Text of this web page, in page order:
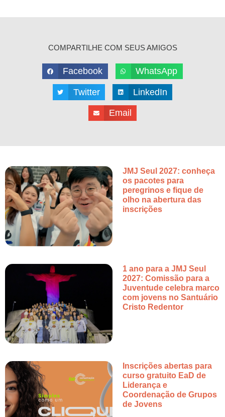
COMPARTILHE COM SEUS AMIGOS
Facebook WhatsApp
Twitter LinkedIn
Email
JMJ Seul 2027: conheça
os pacotes para
peregrinos e fique de
olho na abertura das
inscrições
1 ano para a JMJ Seul
2027: Comissão para a
Juventude celebra marco
com jovens no Santuário
Cristo Redentor
Inscrições abertas para
curso gratuito EaD de
Liderança e
Coordenação de Grupos
de Jovens